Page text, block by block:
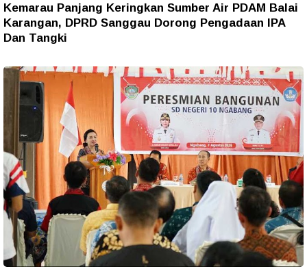
Kemarau Panjang Keringkan Sumber Air PDAM Balai
Karangan, DPRD Sanggau Dorong Pengadaan IPA
Dan Tangki